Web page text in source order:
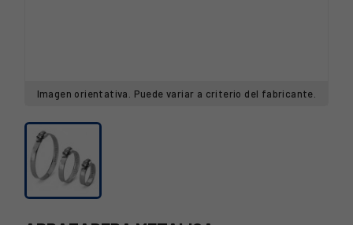
Imagen orientativa. Puede variar a criterio del fabricante.